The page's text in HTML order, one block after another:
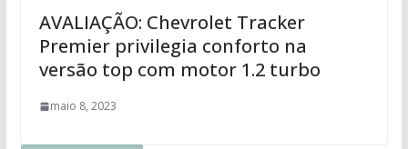
AVALIAÇÃO: Chevrolet Tracker
Premier privilegia conforto na
versão top com motor 1.2 turbo
maio 8, 2023